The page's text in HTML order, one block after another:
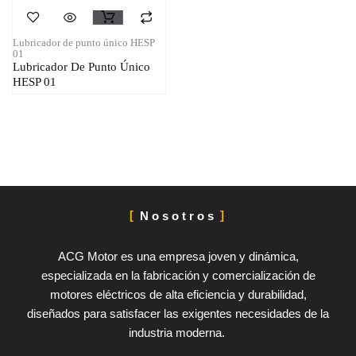
Lubricador de punto único HESP
01
Lubricador De Punto Único
HESP 01
Nosotros
ACG Motor es una empresa joven y dinámica,
especializada en la fabricación y comercialización de
motores eléctricos de alta eficiencia y durabilidad,
diseñados para satisfacer las exigentes necesidades de la
industria moderna.